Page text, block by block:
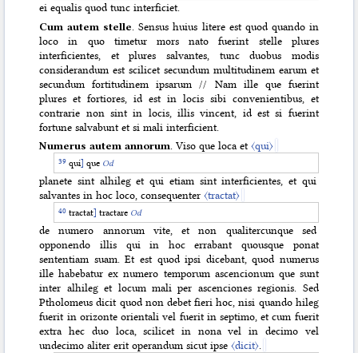
ei equalis quod tunc interficiet.
Cum autem stelle . Sensus huius litere est quod quando in
loco in quo timetur mors nato fuerint stelle plures
interficientes, et plures salvantes, tunc duobus modis
considerandum est scilicet secundum multitudinem earum et
secundum fortitudinem ipsarum // Nam ille que fuerint
plures et fortiores, id est in locis sibi convenientibus, et
contrarie non sint in locis, illis vincent, id est si fuerint
fortune salvabunt et si mali interficient.
Numerus autem annorum. Viso que loca et〈qui〉
qui] que Od
planete sint alhileg et qui etiam sint interficientes, et qui
salvantes in hoc loco, consequenter〈tractat〉
tractat] tractare Od
de numero annorum vite, et non qualitercunque sed
opponendo illis qui in hoc errabant quousque ponat
sententiam suam. Et est quod ipsi dicebant, quod numerus
ille habebatur ex numero temporum ascencionum que sunt
inter alhileg et locum mali per ascenciones regionis. Sed
Ptholomeus dicit quod non debet fieri hoc, nisi quando hileg
fuerit in orizonte orientali vel fuerit in septimo, et cum fuerit
extra hec duo loca, scilicet in nona vel in decimo vel
undecimo aliter erit operandum sicut ipse〈dicit〉.